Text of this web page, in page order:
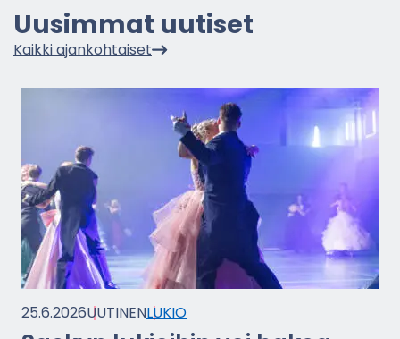
Uusim­mat uu­ti­set
Kaik­ki ajan­koh­tai­set
25.6.2026UU­TI­NENLUKIO